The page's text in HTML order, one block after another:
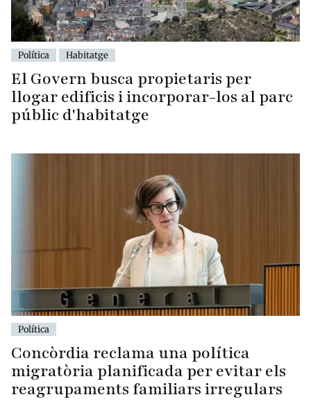
Política Habitatge
El Govern busca propietaris per
llogar edificis i incorporar-los al parc
públic d'habitatge
Política
Concòrdia reclama una política
migratòria planificada per evitar els
reagrupaments familiars irregulars